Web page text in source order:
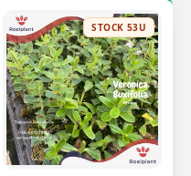
STOCK 53U